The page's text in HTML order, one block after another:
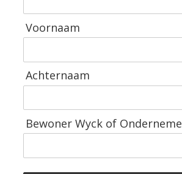
Voornaam
Achternaam
Bewoner Wyck of Onderneme